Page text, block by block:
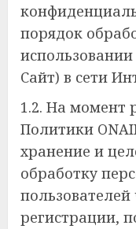
порядок
использовании
Сайт) в сети
1.2. На момент
Политики
хранение и
обработку
регистрации,